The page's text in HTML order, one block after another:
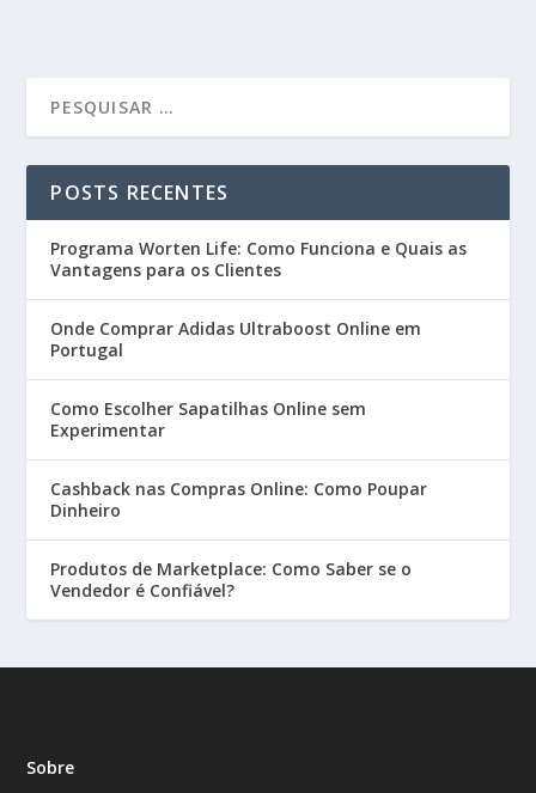
POSTS RECENTES
Programa Worten Life: Como Funciona e Quais as
Vantagens para os Clientes
Onde Comprar Adidas Ultraboost Online em
Portugal
Como Escolher Sapatilhas Online sem
Experimentar
Cashback nas Compras Online: Como Poupar
Dinheiro
Produtos de Marketplace: Como Saber se o
Vendedor é Confiável?
Sobre